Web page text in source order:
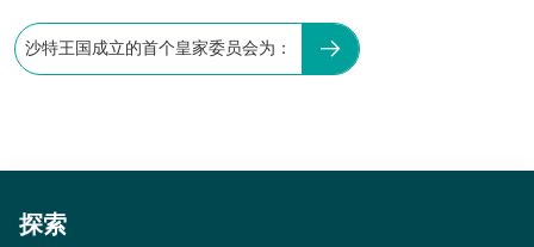
沙特王国成立的首个皇家委员会为：
探索